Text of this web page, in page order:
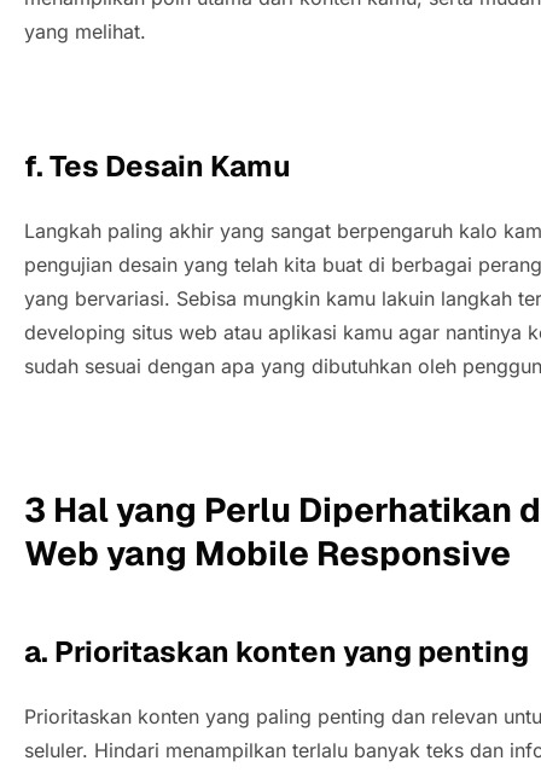
yang melihat.
f. Tes Desain Kamu
Langkah paling akhir yang sangat berpengaruh kalo
pengujian desain yang telah kita buat di berbagai
yang bervariasi. Sebisa mungkin kamu lakuin langkah
developing situs web atau aplikasi kamu agar nantinya
sudah sesuai dengan apa yang dibutuhkan oleh
3 Hal yang Perlu Diperhatikan
Web yang Mobile Responsive
a. Prioritaskan konten yang penting
Prioritaskan konten yang paling penting dan relevan
seluler. Hindari menampilkan terlalu banyak teks dan